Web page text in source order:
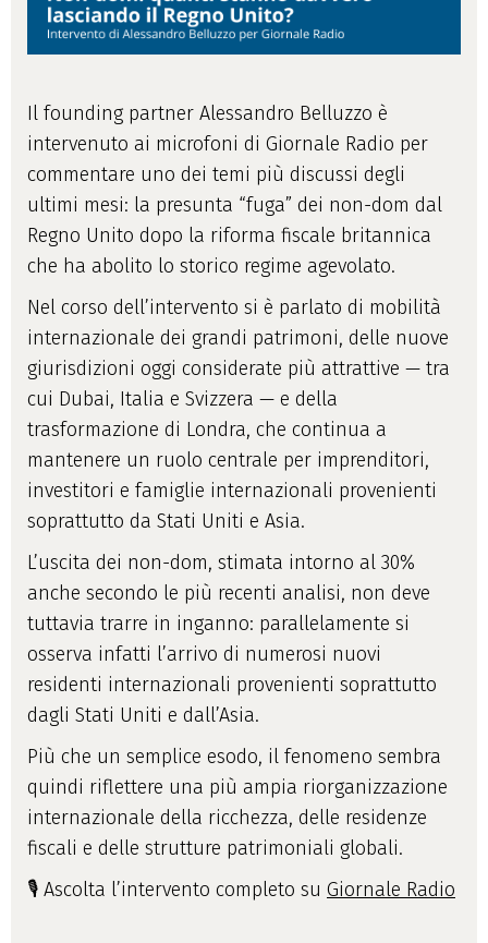
Il founding partner Alessandro Belluzzo è
intervenuto ai microfoni di Giornale Radio per
commentare uno dei temi più discussi degli
ultimi mesi: la presunta “fuga” dei non-dom dal
Regno Unito dopo la riforma fiscale britannica
che ha abolito lo storico regime agevolato.
Nel corso dell’intervento si è parlato di mobilità
internazionale dei grandi patrimoni, delle nuove
giurisdizioni oggi considerate più attrattive — tra
cui Dubai, Italia e Svizzera — e della
trasformazione di Londra, che continua a
mantenere un ruolo centrale per imprenditori,
investitori e famiglie internazionali provenienti
soprattutto da Stati Uniti e Asia.
L’uscita dei non-dom, stimata intorno al 30%
anche secondo le più recenti analisi, non deve
tuttavia trarre in inganno: parallelamente si
osserva infatti l’arrivo di numerosi nuovi
residenti internazionali provenienti soprattutto
dagli Stati Uniti e dall’Asia.
Più che un semplice esodo, il fenomeno sembra
quindi riflettere una più ampia riorganizzazione
internazionale della ricchezza, delle residenze
fiscali e delle strutture patrimoniali globali.
🎙️ Ascolta l’intervento completo su Giornale Radio